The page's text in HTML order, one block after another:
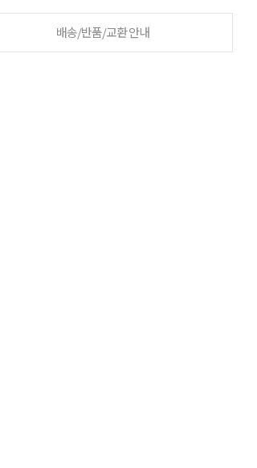
배송/반품/교환 안내